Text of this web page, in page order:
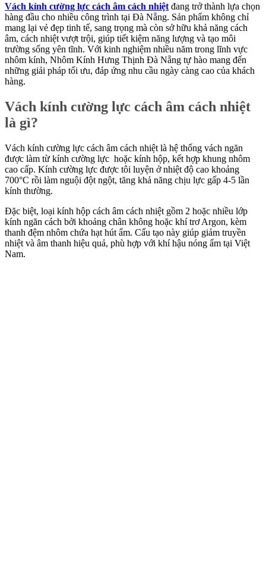
Vách kính cường lực cách âm cách nhiệt đang trở thành lựa chọn
hàng đầu cho nhiều công trình tại Đà Nẵng. Sản phẩm không chỉ
mang lại vẻ đẹp tinh tế, sang trọng mà còn sở hữu khả năng cách
âm, cách nhiệt vượt trội, giúp tiết kiệm năng lượng và tạo môi
trường sống yên tĩnh. Với kinh nghiệm nhiều năm trong lĩnh vực
nhôm kính, Nhôm Kính Hưng Thịnh Đà Nẵng tự hào mang đến
những giải pháp tối ưu, đáp ứng nhu cầu ngày càng cao của khách
hàng.
Vách kính cường lực cách âm cách nhiệt
là gì?
Vách kính cường lực cách âm cách nhiệt là hệ thống vách ngăn
được làm từ kính cường lực hoặc kính hộp, kết hợp khung nhôm
cao cấp. Kính cường lực được tôi luyện ở nhiệt độ cao khoảng
700°C rồi làm nguội đột ngột, tăng khả năng chịu lực gấp 4-5 lần
kính thường.
Đặc biệt, loại kính hộp cách âm cách nhiệt gồm 2 hoặc nhiều lớp
kính ngăn cách bởi khoảng chân không hoặc khí trơ Argon, kèm
thanh đệm nhôm chứa hạt hút ẩm. Cấu tạo này giúp giảm truyền
nhiệt và âm thanh hiệu quả, phù hợp với khí hậu nóng ẩm tại Việt
Nam.